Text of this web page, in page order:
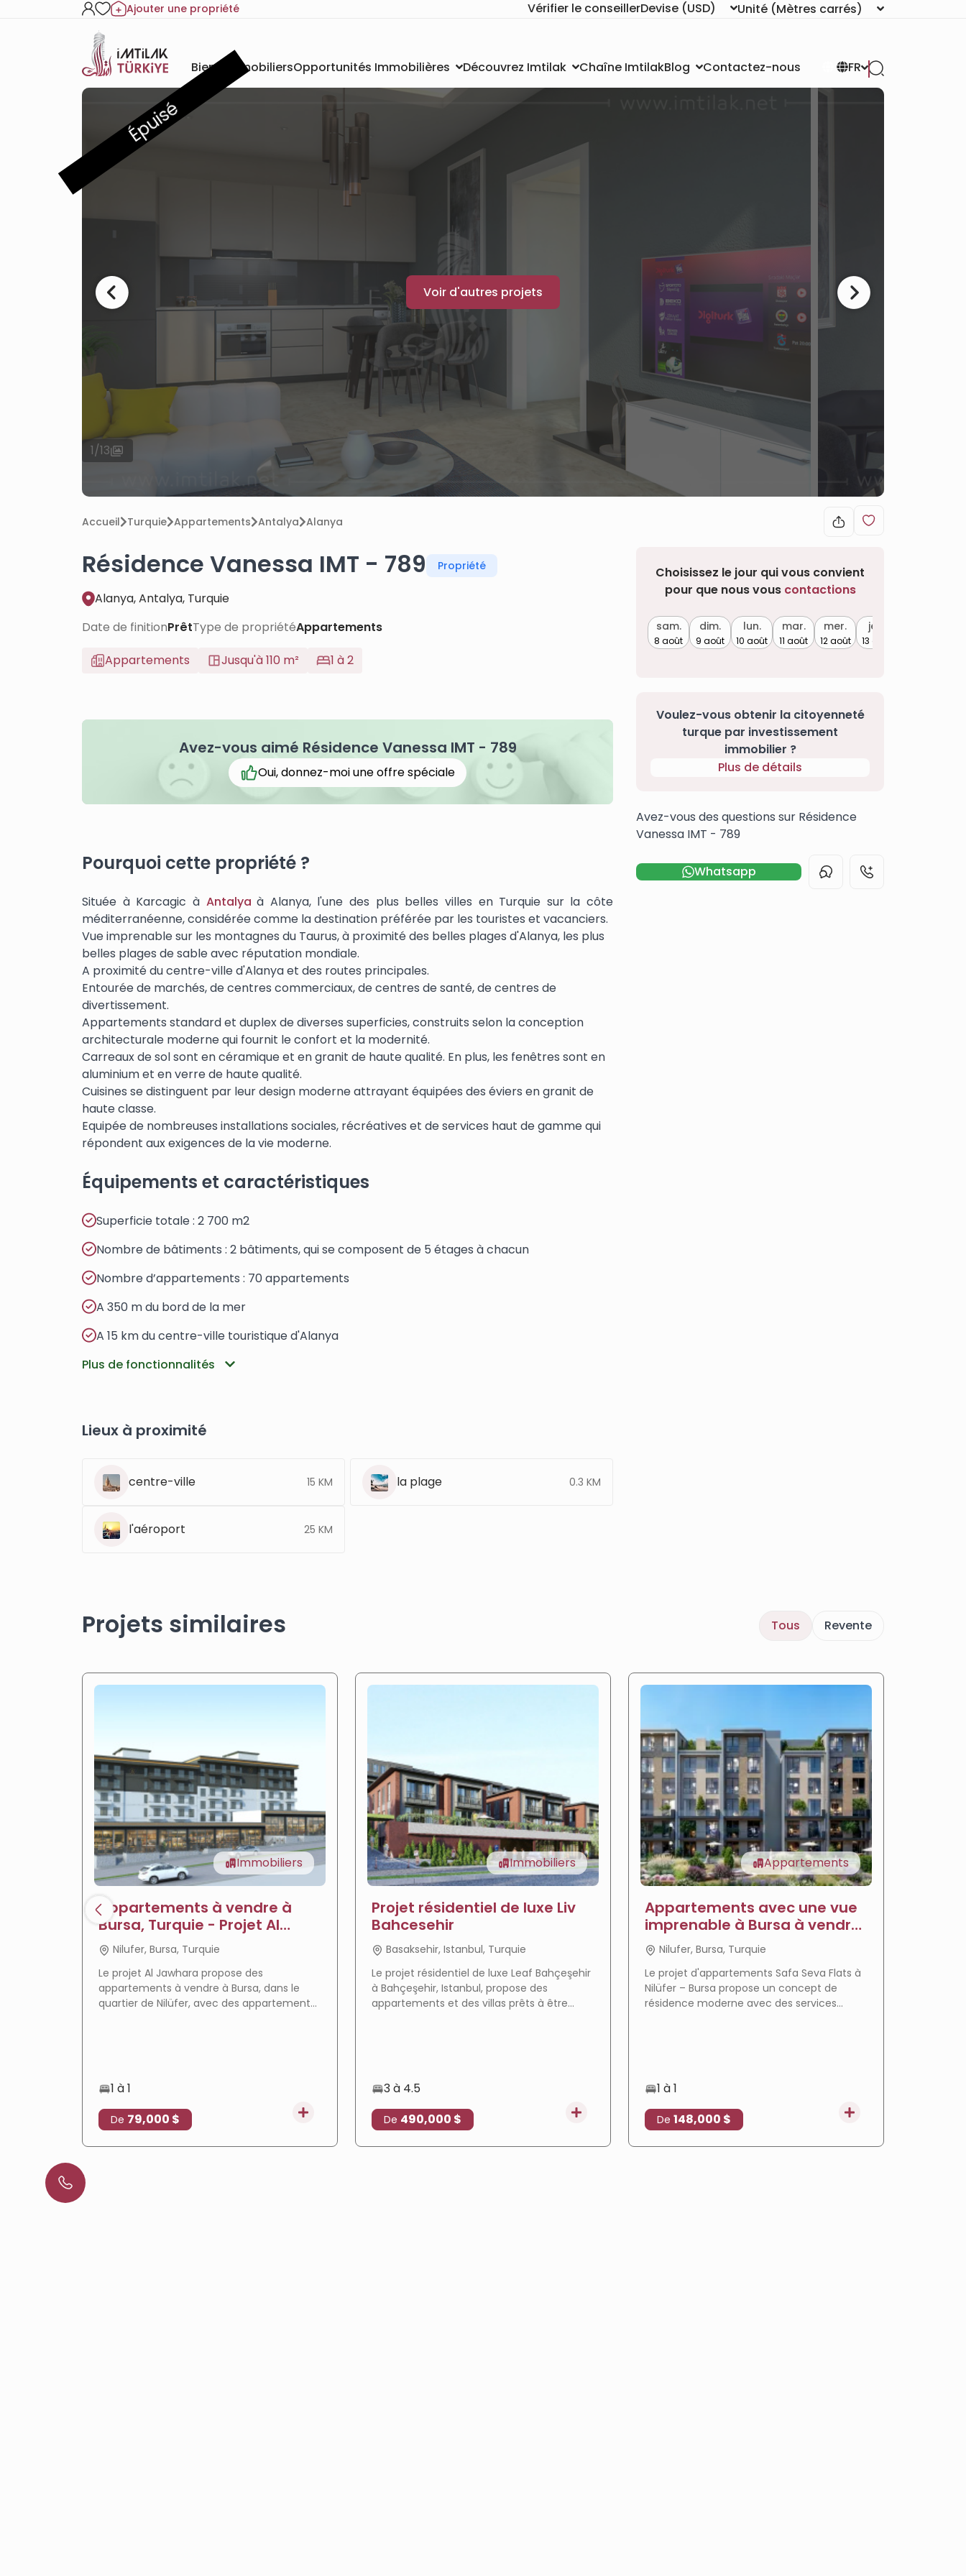
Ajouter une propriété Vérifier le conseillerDevise (USD) Unité (Mètres carrés)
Biens immobiliersOpportunités Immobilières Découvrez Imtilak Chaîne ImtilakBlog Contactez-nous FR
Épuisé
Voir d'autres projets
1/13
Accueil Turquie Appartements Antalya Alanya
Résidence Vanessa IMT - 789 Propriété
Alanya, Antalya, Turquie
Date de finitionPrêtType de propriétéAppartements
Appartements
Jusqu'à 110 m² 1 à 2
Avez-vous aimé Résidence Vanessa IMT - 789
Oui, donnez-moi une offre spéciale
Pourquoi cette propriété ?
Située à Karcagic à Antalya à Alanya, l'une des plus belles villes en Turquie sur la côte
méditerranéenne, considérée comme la destination préférée par les touristes et vacanciers.
Vue imprenable sur les montagnes du Taurus, à proximité des belles plages d'Alanya, les plus
belles plages de sable avec réputation mondiale.
A proximité du centre-ville d'Alanya et des routes principales.
Entourée de marchés, de centres commerciaux, de centres de santé, de centres de
divertissement.
Appartements standard et duplex de diverses superficies, construits selon la conception
architecturale moderne qui fournit le confort et la modernité.
Carreaux de sol sont en céramique et en granit de haute qualité. En plus, les fenêtres sont en
aluminium et en verre de haute qualité.
Cuisines se distinguent par leur design moderne attrayant équipées des éviers en granit de
haute classe.
Equipée de nombreuses installations sociales, récréatives et de services haut de gamme qui
répondent aux exigences de la vie moderne.
Équipements et caractéristiques
Superficie totale : 2 700 m2
Nombre de bâtiments : 2 bâtiments, qui se composent de 5 étages à chacun
Nombre d’appartements : 70 appartements
A 350 m du bord de la mer
A 15 km du centre-ville touristique d'Alanya
Plus de fonctionnalités
Lieux à proximité
centre-ville 15 KM la plage 0.3 KM
l'aéroport 25 KM
Choisissez le jour qui vous convient
pour que nous vous contactions
sam.
8 août
dim.
9 août
lun.
10 août
mar.
11 août
mer.
12 août
jeu.
13 août
Voulez-vous obtenir la citoyenneté
turque par investissement
immobilier ?
Plus de détails
Avez-vous des questions sur Résidence
Vanessa IMT - 789
Whatsapp
Projets similaires Tous Revente
Immobiliers
Appartements à vendre à
Bursa, Turquie - Projet Al
Jawhara
Nilufer, Bursa, Turquie
Le projet Al Jawhara propose des
appartements à vendre à Bursa, dans le
quartier de Nilüfer, avec des appartements
1 à 1
De 79,000 $
Immobiliers
Projet résidentiel de luxe Liv
Bahcesehir
Basaksehir, Istanbul, Turquie
Le projet résidentiel de luxe Leaf Bahçeşehir
à Bahçeşehir, Istanbul, propose des
appartements et des villas prêts à être
3 à 4.5
De 490,000 $
Appartements
Appartements avec une vue
imprenable à Bursa à vendre
- Appartements Sava
Nilufer, Bursa, Turquie
Le projet d'appartements Safa Seva Flats à
Nilüfer – Bursa propose un concept de
résidence moderne avec des services
1 à 1
De 148,000 $